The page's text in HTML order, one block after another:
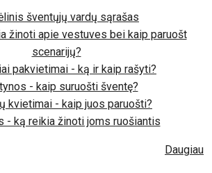
šventųjų vardų sąrašas
žinoti apie vestuves bei kaip paruošt
scenarijų?
pakvietimai - ką ir kaip rašyti?
- kaip suruošti šventę?
kvietimai - kaip juos paruošti?
- ką reikia žinoti joms ruošiantis
Daugiau